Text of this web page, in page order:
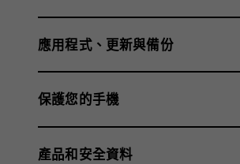
應用程式、更新與備份
保護您的手機
產品和安全資料